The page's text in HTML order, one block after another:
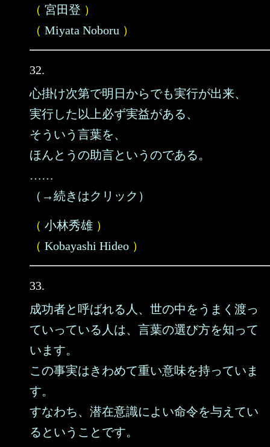
（ 宮田登 ）
（ Miyata Noboru ）
32.
心掛け次第で明日からでも実行が出来、
実行した以上必ず実益がある、
そういう言葉を、
ほんとうの助言というのである。
……
（→続きはクリック）
（ 小林秀雄 ）
（ Kobayashi Hideo ）
33.
成功者と呼ばれる人、世の中をうまく渡っ
ていっている人は、言葉の選び方を知って
います。
この事実はきわめて重い意味を持っていま
す。
すなわち、潜在意識によい命令を与えてい
るということです。